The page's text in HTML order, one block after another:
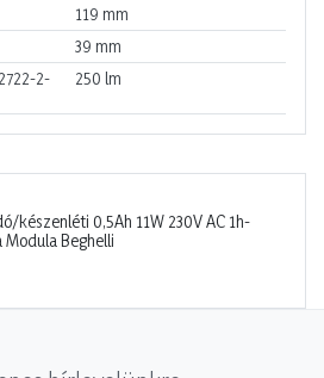
119 mm
39 mm
2-
250 lm
készenléti 0,5Ah 11W 230V AC 1h-
Beghelli